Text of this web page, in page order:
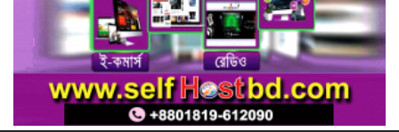
সম্পন্ন
ফিটনেসবিহীন গাড়িতে বিআরটিএ ড্রাইভিং
টেস্ট বন্ধ ও পরীক্ষার মাঠে সিসিটিভি স্থাপনের
দাবি সিআরবি’র